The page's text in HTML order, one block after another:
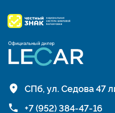
СПб, ул. Седова 47
+7 (952) 384-47-16